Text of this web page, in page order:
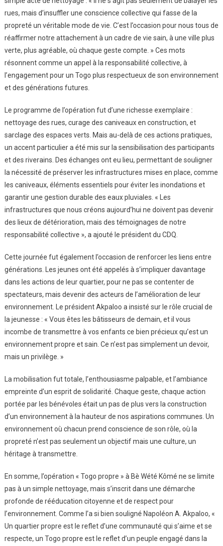
rues, mais d’insuffler une conscience collective qui fasse de la
propreté un véritable mode de vie. C’est l’occasion pour nous tous de
réaffirmer notre attachement à un cadre de vie sain, à une ville plus
verte, plus agréable, où chaque geste compte. » Ces mots
résonnent comme un appel à la responsabilité collective, à
l’engagement pour un Togo plus respectueux de son environnement
et des générations futures.
Le programme de l’opération fut d’une richesse exemplaire :
nettoyage des rues, curage des caniveaux en construction, et
sarclage des espaces verts. Mais au-delà de ces actions pratiques,
un accent particulier a été mis sur la sensibilisation des participants
et des riverains. Des échanges ont eu lieu, permettant de souligner
la nécessité de préserver les infrastructures mises en place, comme
les caniveaux, éléments essentiels pour éviter les inondations et
garantir une gestion durable des eaux pluviales. « Les
infrastructures que nous créons aujourd’hui ne doivent pas devenir
des lieux de détérioration, mais des témoignages de notre
responsabilité collective », a ajouté le président du CDQ.
Cette journée fut également l’occasion de renforcer les liens entre
générations. Les jeunes ont été appelés à s’impliquer davantage
dans les actions de leur quartier, pour ne pas se contenter de
spectateurs, mais devenir des acteurs de l’amélioration de leur
environnement. Le président Akpaloo a insisté sur le rôle crucial de
la jeunesse : « Vous êtes les bâtisseurs de demain, et il vous
incombe de transmettre à vos enfants ce bien précieux qu’est un
environnement propre et sain. Ce n’est pas simplement un devoir,
mais un privilège. »
La mobilisation fut totale, l’enthousiasme palpable, et l’ambiance
empreinte d’un esprit de solidarité. Chaque geste, chaque action
portée par les bénévoles était un pas de plus vers la construction
d’un environnement à la hauteur de nos aspirations communes. Un
environnement où chacun prend conscience de son rôle, où la
propreté n’est pas seulement un objectif mais une culture, un
héritage à transmettre.
En somme, l’opération « Togo propre » à Bè Wété Kômé ne se limite
pas à un simple nettoyage, mais s’inscrit dans une démarche
profonde de rééducation citoyenne et de respect pour
l’environnement. Comme l’a si bien souligné Napoléon A. Akpaloo, «
Un quartier propre est le reflet d’une communauté qui s’aime et se
respecte, un Togo propre est le reflet d’un peuple engagé dans la